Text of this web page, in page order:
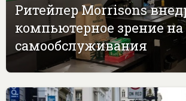
Ритейлер Morrisons
компьютерное зрение на
самообслуживания